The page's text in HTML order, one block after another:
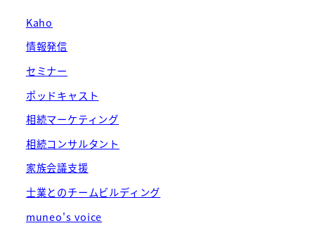
Kaho
情報発信
セミナー
ポッドキャスト
相続マーケティング
相続コンサルタント
家族会議支援
士業とのチームビルディング
muneo's voice